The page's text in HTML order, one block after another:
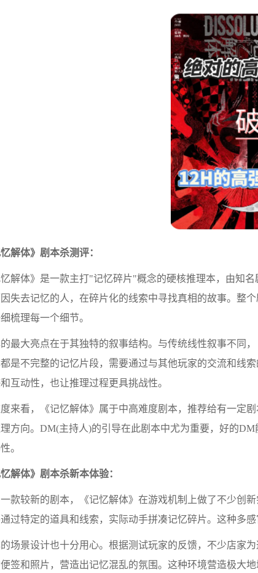
忆解体》剧本杀测评：
体》是一款主打"记忆碎片"概念的硬核推理本，由知名
失去记忆的人，在碎片化的线索中寻找真相的故事。整
梳理每一个细节。
大亮点在于其独特的叙事结构。与传统线性叙事不同，
是不完整的记忆片段，需要通过与其他玩家的交流和线
互动性，也让推理过程更具挑战性。
看，《记忆解体》属于中高难度剧本，推荐给有一定剧
方向。DM(主持人)的引导在此剧本中尤为重要，好的
。
忆解体》剧本杀新本体验：
较新的剧本，《记忆解体》在游戏机制上做了不少创新
过特定的道具和线索，实际动手拼凑记忆碎片。这种多
景设计也十分用心。根据测试玩家的反馈，不少店家为
签和照片，营造出记忆混乱的氛围。这种环境营造极大地